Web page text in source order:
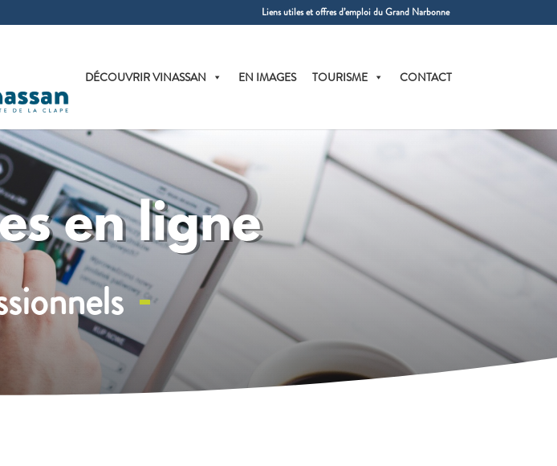
Liens utiles et offres d’emploi du Grand Narbonne
DÉCOUVRIR VINASSAN EN IMAGES TOURISME CONTACT
en ligne